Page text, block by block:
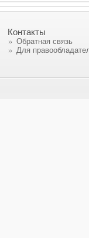
Контакты
Обратная связь
Для